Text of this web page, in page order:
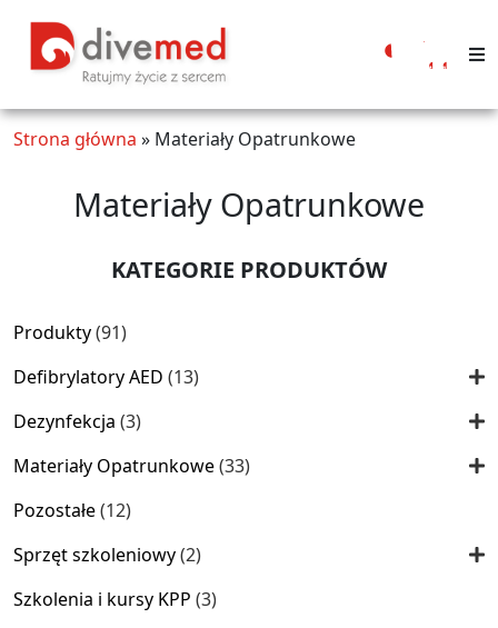
Moje
Strona główna » Materiały Opatrunkowe
Materiały Opatrunkowe
KATEGORIE PRODUKTÓW
Produkty 9191
Defibrylatory AED 1313
Dezynfekcja 33
Materiały Opatrunkowe 3333
Pozostałe 1212
Sprzęt szkoleniowy 22
Szkolenia i kursy KPP 33